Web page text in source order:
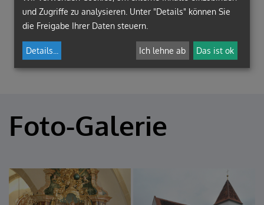
Foto-Galerie
und Zugriffe zu analysieren. Unter "Details" können Sie
die Freigabe Ihrer Daten steuern.
Details Ich lehne ab Das ist ok